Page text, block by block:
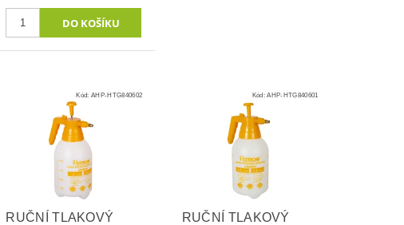
Kód: AHP-HTG840602
RUČNÍ TLAKOVÝ
Kód:AHP-HTG840601
RUČNÍ TLAKOVÝ